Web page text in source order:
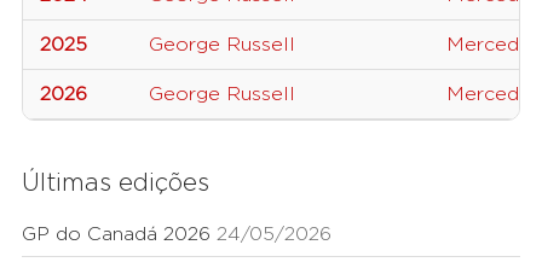
2025 George Russell Mercedes
2026 George Russell Mercedes
Últimas edições
GP do Canadá 2026 24/05/2026